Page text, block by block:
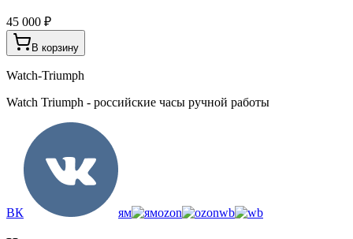
45 000 ₽
В корзину
Watch-Triumph
Watch Triumph - российские часы ручной работы
ВК ям ozon wb